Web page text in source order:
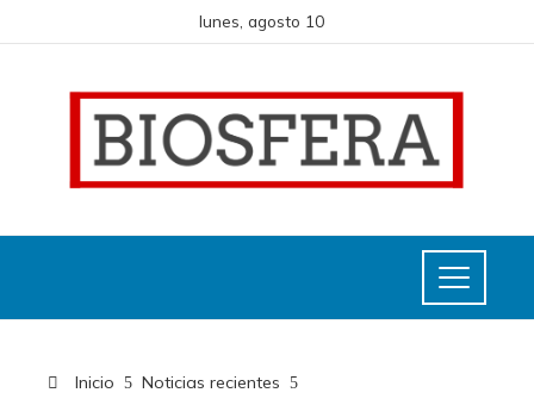
lunes, agosto 10
Inicio
Noticias recientes